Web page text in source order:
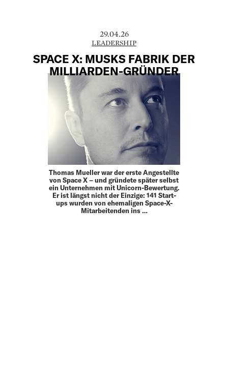
29.04.26
LEADERSHIP
SPACE X: MUSKS FABRIK DER
MILLIARDEN-GRÜNDER
Thomas Mueller war der erste Angestellte
von Space X – und gründete später selbst
ein Unternehmen mit Unicorn-Bewertung.
Er ist längst nicht der Einzige: 141 Start-
ups wurden von ehemaligen Space-X-
Mitarbeitenden ins …